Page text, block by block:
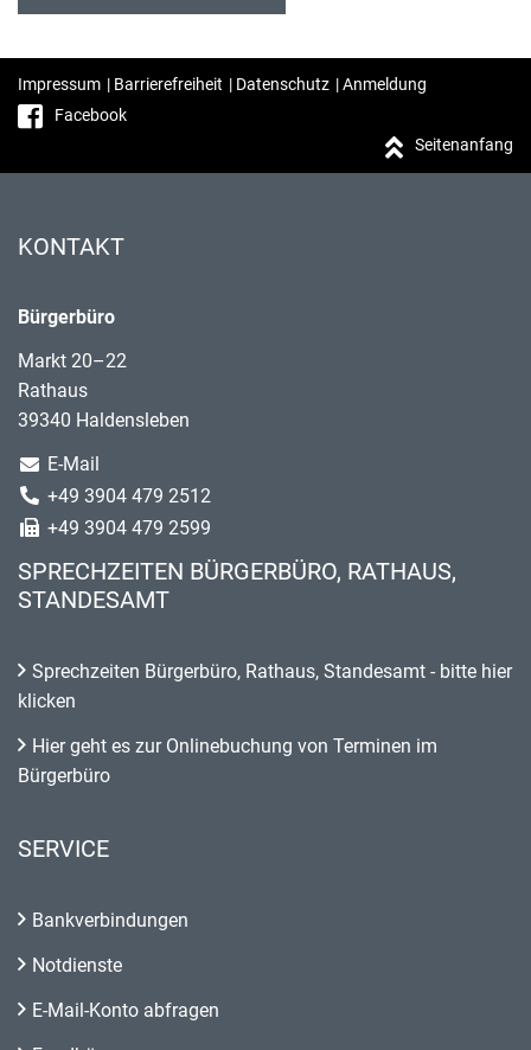
Impressum | Barrierefreiheit | Datenschutz |Anmeldung
Facebook
Seitenanfang
KONTAKT
Bürgerbüro
Markt 20–22
Rathaus
39340 Haldensleben
E-Mail
+49 3904 479 2512
+49 3904 479 2599
SPRECHZEITEN BÜRGERBÜRO, RATHAUS,
STANDESAMT
Sprechzeiten Bürgerbüro, Rathaus, Standesamt - bitte hier
klicken
Hier geht es zur Onlinebuchung von Terminen im
Bürgerbüro
SERVICE
Bankverbindungen
Notdienste
E-Mail-Konto abfragen